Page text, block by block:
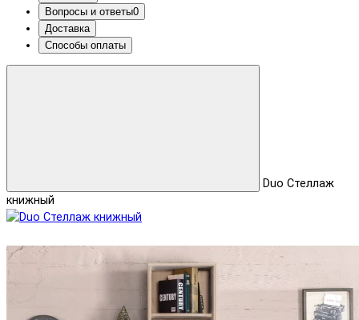
Вопросы и ответы0
Доставка
Способы оплаты
Duo Стеллаж
книжный